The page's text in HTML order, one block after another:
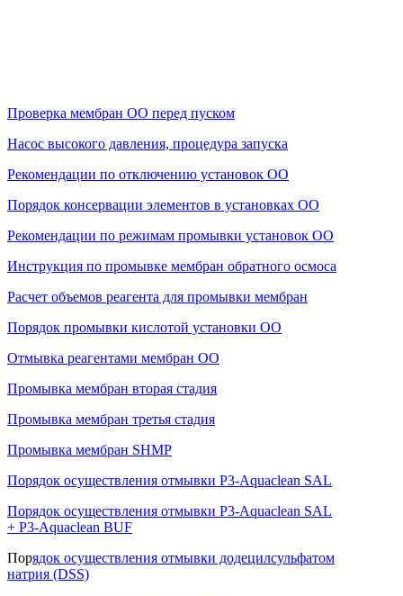
Проверка мембран ОО перед пуском
Насос высокого давления, процедура запуска
Рекомендации по отключению установок ОО
Порядок консервации элементов в установках ОО
Рекомендации по режимам промывки установок ОО
Инструкция по промывке мембран обратного осмоса
Расчет объемов реагента для промывки мембран
Порядок промывки кислотой установки ОО
Отмывка реагентами мембран ОО
Промывка мембран вторая стадия
Промывка мембран третья стадия
Промывка мембран SHMP
Порядок осуществления отмывки P3-Aquaclean SAL
Порядок осуществления отмывки P3-Aquaclean SAL
+ P3-Aquaclean BUF
Порядок осуществления отмывки додецилсульфатом
натрия (DSS)